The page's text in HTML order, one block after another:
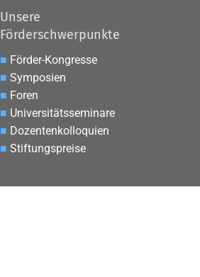
Unsere
Förderschwerpunkte
■ Förder-Kongresse
■ Symposien
■ Foren
■ Universitätsseminare
■ Dozentenkolloquien
■ Stiftungspreise